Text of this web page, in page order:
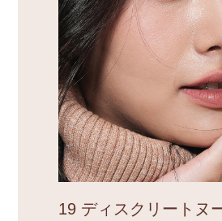
19 ディスクリートヌ